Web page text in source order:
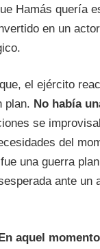
Hamás quería
en un
el ejército
plan. No había
se
del
una guerra
ante un
aquel